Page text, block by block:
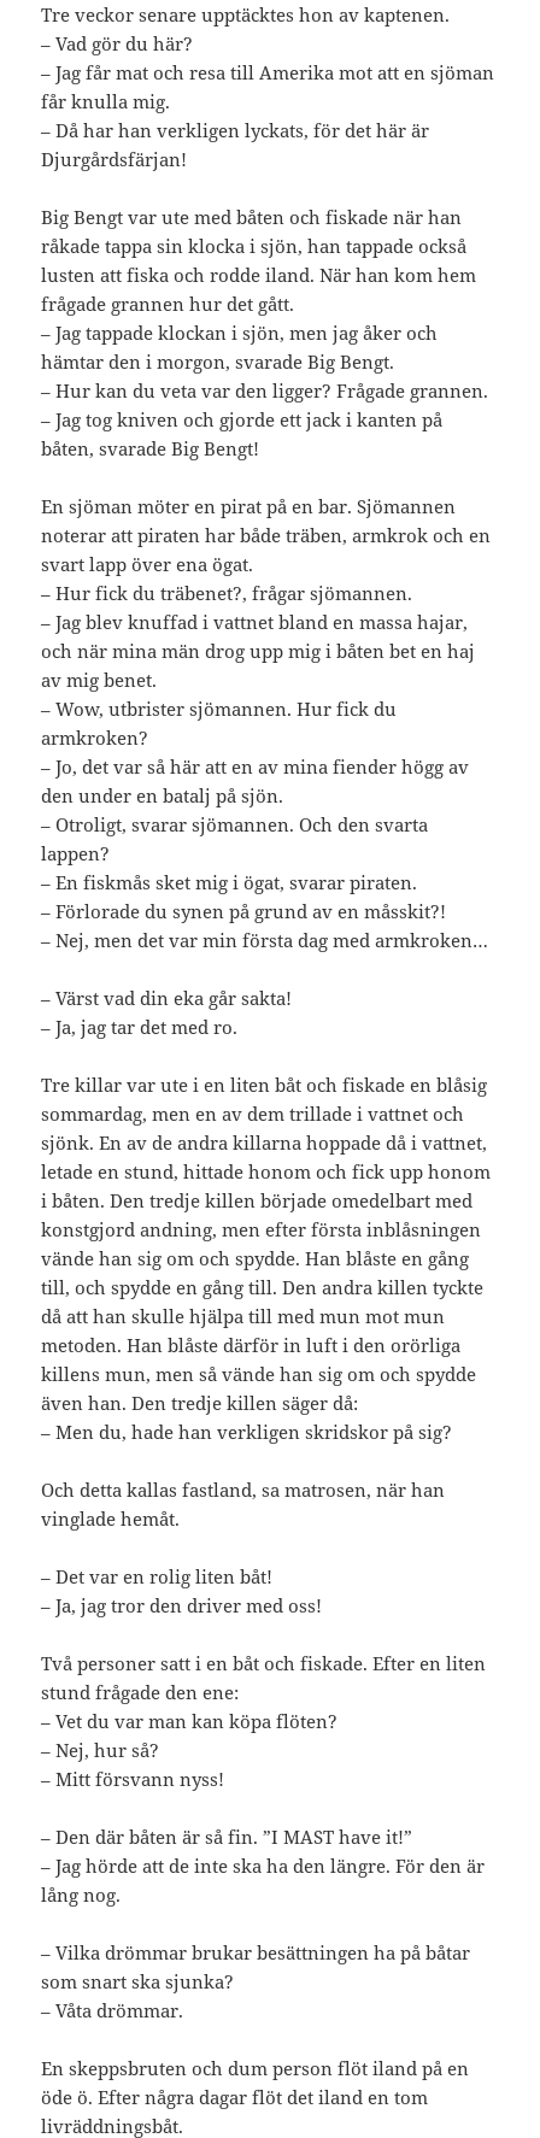
Tre veckor senare upptäcktes hon av kaptenen.
– Vad gör du här?
– Jag får mat och resa till Amerika mot att en sjöman
får knulla mig.
– Då har han verkligen lyckats, för det här är
Djurgårdsfärjan!
Big Bengt var ute med båten och fiskade när han
råkade tappa sin klocka i sjön, han tappade också
lusten att fiska och rodde iland. När han kom hem
frågade grannen hur det gått.
– Jag tappade klockan i sjön, men jag åker och
hämtar den i morgon, svarade Big Bengt.
– Hur kan du veta var den ligger? Frågade grannen.
– Jag tog kniven och gjorde ett jack i kanten på
båten, svarade Big Bengt!
En sjöman möter en pirat på en bar. Sjömannen
noterar att piraten har både träben, armkrok och en
svart lapp över ena ögat.
– Hur fick du träbenet?, frågar sjömannen.
– Jag blev knuffad i vattnet bland en massa hajar,
och när mina män drog upp mig i båten bet en haj
av mig benet.
– Wow, utbrister sjömannen. Hur fick du
armkroken?
– Jo, det var så här att en av mina fiender högg av
den under en batalj på sjön.
– Otroligt, svarar sjömannen. Och den svarta
lappen?
– En fiskmås sket mig i ögat, svarar piraten.
– Förlorade du synen på grund av en måsskit?!
– Nej, men det var min första dag med armkroken…
– Värst vad din eka går sakta!
– Ja, jag tar det med ro.
Tre killar var ute i en liten båt och fiskade en blåsig
sommardag, men en av dem trillade i vattnet och
sjönk. En av de andra killarna hoppade då i vattnet,
letade en stund, hittade honom och fick upp honom
i båten. Den tredje killen började omedelbart med
konstgjord andning, men efter första inblåsningen
vände han sig om och spydde. Han blåste en gång
till, och spydde en gång till. Den andra killen tyckte
då att han skulle hjälpa till med mun mot mun
metoden. Han blåste därför in luft i den orörliga
killens mun, men så vände han sig om och spydde
även han. Den tredje killen säger då:
– Men du, hade han verkligen skridskor på sig?
Och detta kallas fastland, sa matrosen, när han
vinglade hemåt.
– Det var en rolig liten båt!
– Ja, jag tror den driver med oss!
Två personer satt i en båt och fiskade. Efter en liten
stund frågade den ene:
– Vet du var man kan köpa flöten?
– Nej, hur så?
– Mitt försvann nyss!
– Den där båten är så fin. ”I MAST have it!”
– Jag hörde att de inte ska ha den längre. För den är
lång nog.
– Vilka drömmar brukar besättningen ha på båtar
som snart ska sjunka?
– Våta drömmar.
En skeppsbruten och dum person flöt iland på en
öde ö. Efter några dagar flöt det iland en tom
livräddningsbåt.